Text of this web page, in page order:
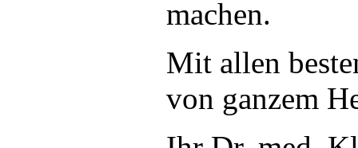
machen.
Mit allen
von ganzem